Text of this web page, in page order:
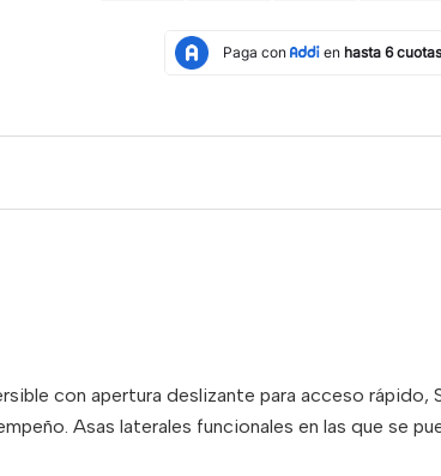
con apertura deslizante para acceso rápido,
Asas laterales funcionales en las que se